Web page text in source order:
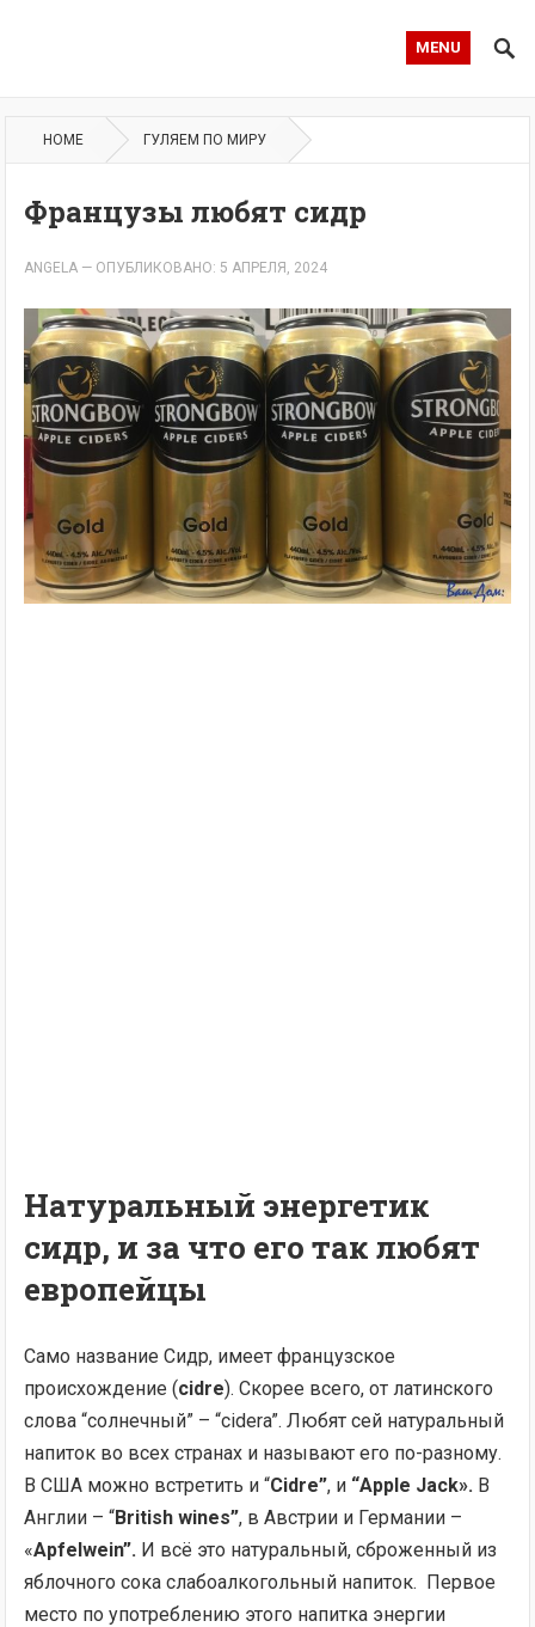
MENU
HOME ГУЛЯЕМ ПО МИРУ
Французы любят сидр
ANGELA — ОПУБЛИКОВАНО: 5 АПРЕЛЯ, 2024
Натуральный энергетик
сидр, и за что его так любят
европейцы
Само название Сидр, имеет французское
происхождение (cidre). Скорее всего, от латинского
слова “солнечный” – “cidera”. Любят сей натуральный
напиток во всех странах и называют его по-разному.
В США можно встретить и “Cidre”, и “Apple Jack». В
Англии – “British wines”, в Австрии и Германии –
«Apfelwein”. И всё это натуральный, сброженный из
яблочного сока слабоалкогольный напиток. Первое
место по употреблению этого напитка энергии